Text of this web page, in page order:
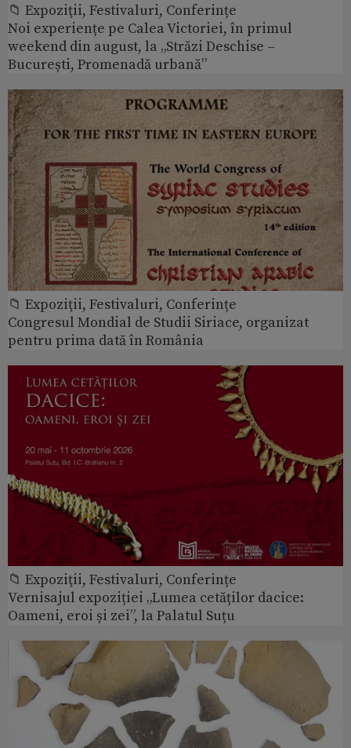
📁 Expoziţii, Festivaluri, Conferințe
Noi experiențe pe Calea Victoriei, în primul
weekend din august, la „Străzi Deschise –
București, Promenadă urbană”
📁 Expoziţii, Festivaluri, Conferințe
Congresul Mondial de Studii Siriace, organizat
pentru prima dată în România
📁 Expoziţii, Festivaluri, Conferințe
Vernisajul expoziției „Lumea cetăților dacice:
Oameni, eroi și zei”, la Palatul Suțu